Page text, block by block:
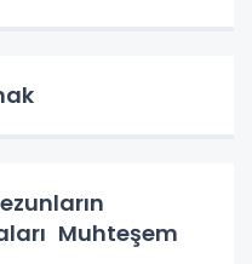
Muhteşem